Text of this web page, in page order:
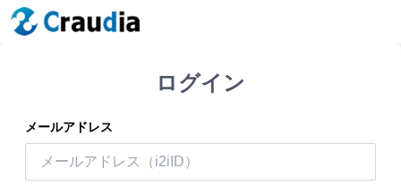
ログイン
メールアドレス